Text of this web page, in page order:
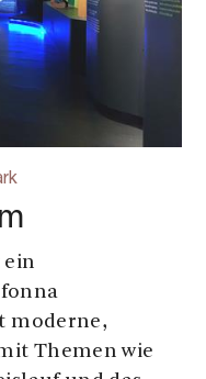
ein
moderne,
Themen wie